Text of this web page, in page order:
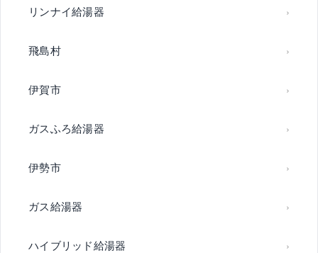
リンナイ給湯器
飛島村
伊賀市
ガスふろ給湯器
伊勢市
ガス給湯器
ハイブリッド給湯器